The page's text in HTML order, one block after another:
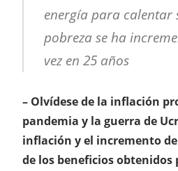
energía para calentar
pobreza se ha
vez en 25 años
– Olvídese de la inflación
pandemia y la guerra de
inflación y el incremento
de los beneficios obtenidos